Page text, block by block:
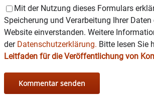
Mit der Nutzung dieses Formulars
Speicherung und Verarbeitung Ihrer Daten
Website einverstanden. Weitere
der Datenschutzerklärung. Bitte lesen Sie
Leitfaden für die Veröffentlichung von